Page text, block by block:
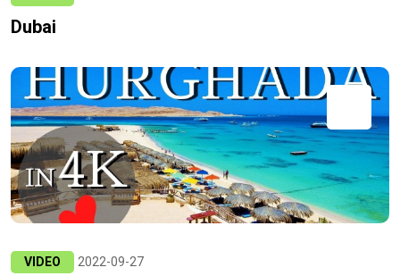
Dubai
VIDEO 2022-09-27